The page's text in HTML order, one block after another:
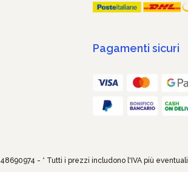
Pagamenti sicuri
- * Tutti i prezzi includono l'IVA più eventuali